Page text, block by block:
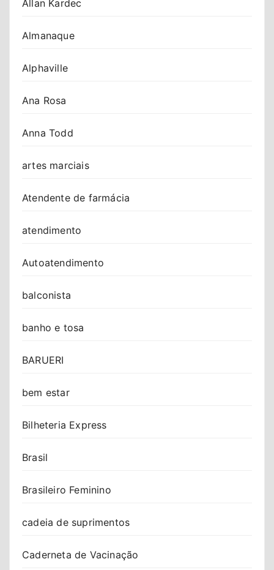
Allan Kardec
Almanaque
Alphaville
Ana Rosa
Anna Todd
artes marciais
Atendente de farmácia
atendimento
Autoatendimento
balconista
banho e tosa
BARUERI
bem estar
Bilheteria Express
Brasil
Brasileiro Feminino
cadeia de suprimentos
Caderneta de Vacinação